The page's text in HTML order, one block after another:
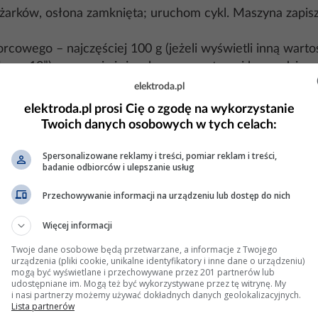
osłona zamknięta; uruchom cykl. Maszyna
– najczęściej 100 g (jeżeli wyświetli inną
„g. 12”), zamocuj ciężarek na zewnętrznej krawędzi,
pozycję na wewnętrznej krawędzi, zamocuj ten
zapisze współczynniki kalibracyjne w pamięci
– wskazania powinny być bliskie 0–0 (typowo ≤5
na zewnętrznej krawędzi; pomiar powinien
stopni).
centrowanie, stożek/uchwyt i poprawność
osobowej – 100 g. Nie używaj zamienników
elektroda.pl
elektroda.pl prosi Cię o zgodę na wykorzystanie
Twoich danych osobowych w tych celach:
Spersonalizowane reklamy i treści, pomiar reklam i treści,
badanie odbiorców i ulepszanie usług
Przechowywanie informacji na urządzeniu lub dostęp do nich
Więcej informacji
Twoje dane osobowe będą przetwarzane, a informacje z Twojego
urządzenia (pliki cookie, unikalne identyfikatory i inne dane o urządzeniu)
mogą być wyświetlane i przechowywane przez 201 partnerów lub
udostępniane im. Mogą też być wykorzystywane przez tę witrynę. My
i nasi partnerzy możemy używać dokładnych danych geolokalizacyjnych.
Lista partnerów